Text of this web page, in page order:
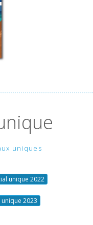
uniques
unique 2022
2023